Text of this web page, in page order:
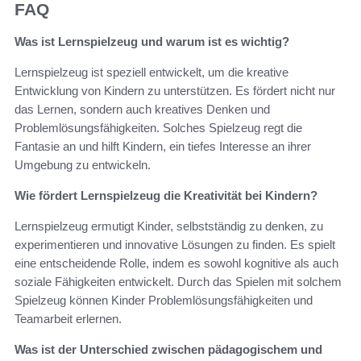
FAQ
Was ist Lernspielzeug und warum ist es wichtig?
Lernspielzeug ist speziell entwickelt, um die kreative
Entwicklung von Kindern zu unterstützen. Es fördert nicht nur
das Lernen, sondern auch kreatives Denken und
Problemlösungsfähigkeiten. Solches Spielzeug regt die
Fantasie an und hilft Kindern, ein tiefes Interesse an ihrer
Umgebung zu entwickeln.
Wie fördert Lernspielzeug die Kreativität bei Kindern?
Lernspielzeug ermutigt Kinder, selbstständig zu denken, zu
experimentieren und innovative Lösungen zu finden. Es spielt
eine entscheidende Rolle, indem es sowohl kognitive als auch
soziale Fähigkeiten entwickelt. Durch das Spielen mit solchem
Spielzeug können Kinder Problemlösungsfähigkeiten und
Teamarbeit erlernen.
Was ist der Unterschied zwischen pädagogischem und